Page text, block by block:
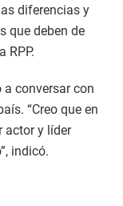
diferencias y
que deben de
RPP.
a conversar con
“Creo que en
actor y líder
indicó.